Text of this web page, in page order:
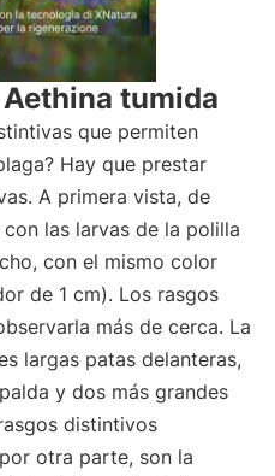
tumida
que permiten
Hay que prestar
A primera vista, de
las larvas de la polilla
con el mismo color
de 1 cm). Los rasgos
más de cerca. La
largas patas delanteras,
y dos más grandes
distintivos
otra parte, son la